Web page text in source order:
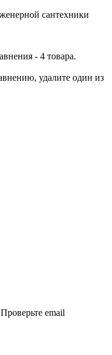
сантехники
- 4 товара.
удалите один из
email